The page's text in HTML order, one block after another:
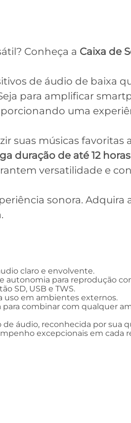
Conheça a Caixa de
de áudio de baixa
para amplificar
uma
suas músicas
duração de até 12 horas
versatilidade e
sonora. Adquira
claro e envolvente.
autonomia para reprodução
SD, USB e TWS.
uso em ambientes externos.
combinar com qualquer
áudio, reconhecida por sua
excepcionais em cada